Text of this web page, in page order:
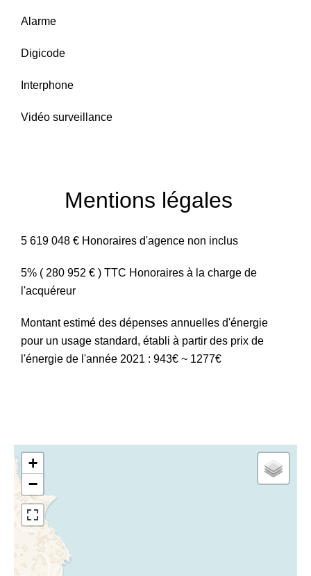
Alarme
Digicode
Interphone
Vidéo surveillance
Mentions légales
5 619 048 € Honoraires d'agence non inclus
5% ( 280 952 € ) TTC Honoraires à la charge de
l'acquéreur
Montant estimé des dépenses annuelles d'énergie
pour un usage standard, établi à partir des prix de
l'énergie de l'année 2021 : 943€ ~ 1277€
+
−